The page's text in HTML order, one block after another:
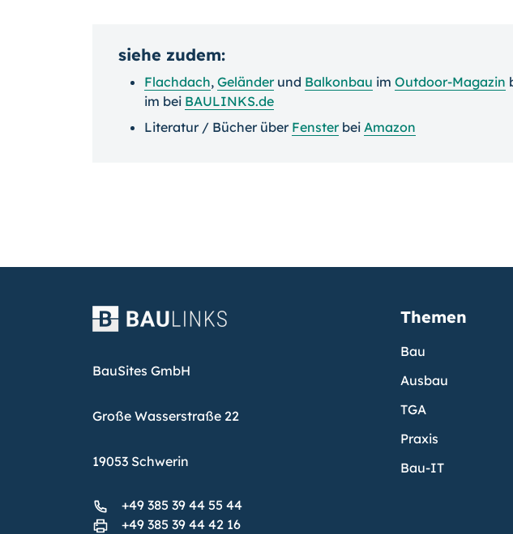
siehe zudem:
Flachdach, Geländerund Balkonbau im Outdoor-Magazin
im bei BAULINKS.de
Literatur / Bücher über Fensterbei Amazon
BauSites GmbH
Große Wasserstraße 22
19053 Schwerin
+49 385 39 44 55 44
+49 385 39 44 42 16
Themen
Bau
Ausbau
TGA
Praxis
Bau-IT